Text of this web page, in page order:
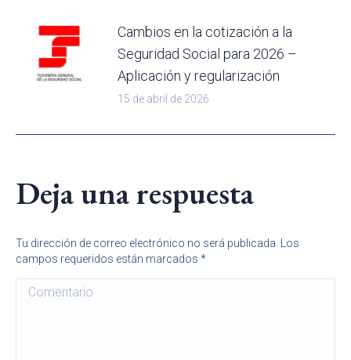
Cambios en la cotización a la
Seguridad Social para 2026 –
Aplicación y regularización
15 de abril de 2026
Deja una respuesta
Tu dirección de correo electrónico no será publicada. Los
campos requeridos están marcados *
Comentario